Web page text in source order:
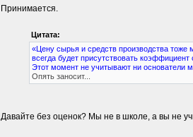
Принимается.
Цитата:
«Цену сырья и средств производства тоже
всегда будет присутствовать
Этот момент не учитывают ни основатели
Опять заносит...
Давайте без оценок? Мы не в школе, а вы не